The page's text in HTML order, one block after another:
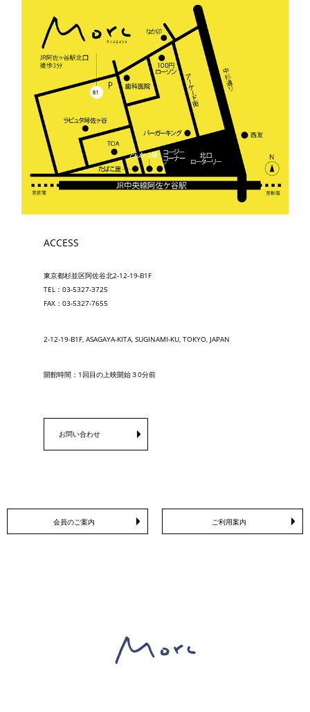
ACCESS
東京都杉並区阿佐谷北2-12-19-B1F
TEL：03-5327-3725
FAX：03-5327-7655
2-12-19-B1F, ASAGAYA-KITA, SUGINAMI-KU, TOKYO, JAPAN
開館時間：1回目の上映開始３0分前
お問い合わせ
会員のご案内 ご利用案内